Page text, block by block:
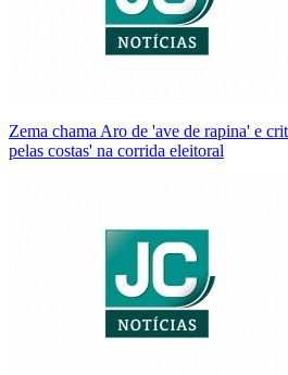
Zema chama Aro de 'ave de rapina' e
pelas costas' na corrida eleitoral